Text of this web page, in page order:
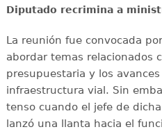
Diputado recrimina a
La reunión fue convocada
abordar temas relacionados
presupuestaria y los
infraestructura vial. Sin
tenso cuando el jefe de
lanzó una llanta hacia el